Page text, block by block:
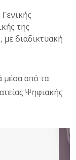
της
διαδικτυακή
μέσα από τα
Ψηφιακής